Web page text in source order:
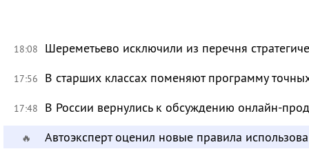
18:08 Шереметьево исключили из перечня
17:56 В старших классах поменяют программу
17:48 В России вернулись к обсуждению онлайн-
🔥 Автоэксперт оценил новые правила